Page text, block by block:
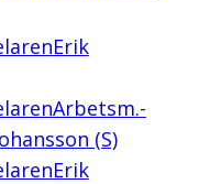
Erik
Arbetsm.-
(S)
Erik